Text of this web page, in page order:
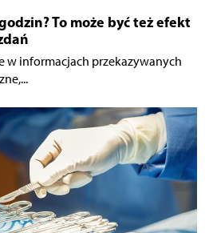
To może być też efekt
w informacjach przekazywanych